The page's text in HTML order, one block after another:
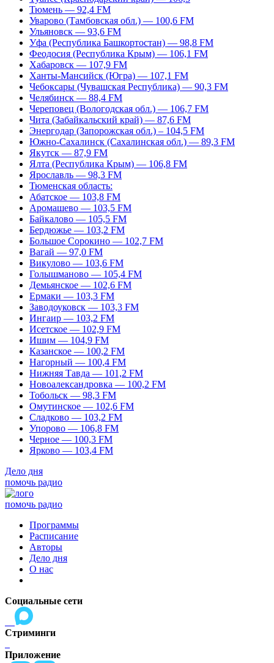
Тюмень — 92,4 FM
Уварово (Тамбовская обл.) — 100,6 FM
Ульяновск — 93,6 FM
Уфа (Республика Башкортостан) — 98,8 FM
Феодосия (Республика Крым) — 106,1 FM
Хабаровск — 107,9 FM
Ханты-Мансийск (Югра) — 107,1 FM
Чебоксары (Чувашская Республика) — 90,3 FM
Челябинск — 88,4 FM
Череповец (Вологодская обл.) — 106,7 FM
Чита (Забайкальский край) — 87,6 FM
Энергодар (Запорожская обл.) – 104,5 FM
Южно-Сахалинск (Сахалинская обл.) — 89,3 FM
Якутск — 87,9 FM
Ялта (Республика Крым) — 106,8 FM
Ярославль — 98,3 FM
Тюменская область:
Абатское — 103,8 FM
Аромашево — 103,5 FM
Байкалово — 105,5 FM
Бердюжье — 103,2 FM
Большое Сорокино — 102,7 FM
Вагай — 97,0 FM
Викулово — 103,6 FM
Голышманово — 105,4 FM
Демьянское — 102,6 FM
Ермаки — 103,3 FM
Заводоуковск — 103,3 FM
Ингаир — 103,2 FM
Исетское — 102,9 FM
Ишим — 104,9 FM
Казанское — 100,2 FM
Нагорный — 100,4 FM
Нижняя Тавда — 101,2 FM
Новоалександровка — 100,2 FM
Тобольск — 98,3 FM
Омутинское — 102,6 FM
Сладково — 103,2 FM
Упорово — 106,8 FM
Черное — 100,3 FM
Ярково — 103,4 FM
Дело дня
помочь радио
помочь радио
Программы
Расписание
Авторы
Дело дня
О нас
Социальные сети
Стриминги
Приложение